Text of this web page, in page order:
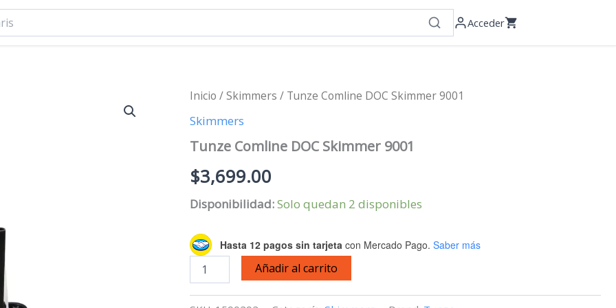
Acceder
Inicio /Skimmers / Tunze Comline DOC Skimmer 9001
Skimmers
Tunze Comline DOC Skimmer 9001
$3,699.00
Disponibilidad:Solo quedan 2 disponibles
Hasta 12 pagos sin tarjeta con Mercado Pago. Saber más
Comline
Añadir al carrito